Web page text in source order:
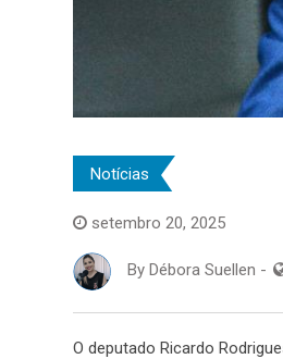
Notícias
setembro 20, 2025
By Débora Suellen -
O deputado Ricardo